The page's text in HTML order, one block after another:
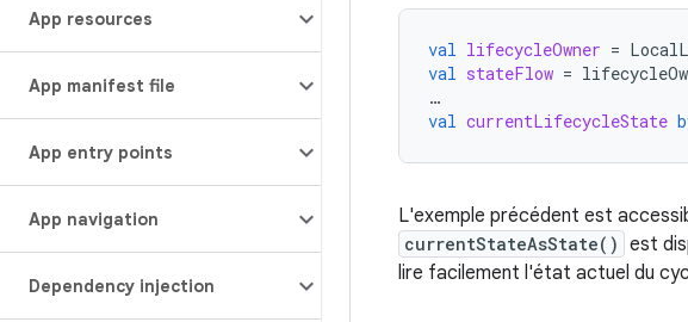
App resources
App manifest file
App entry points
App navigation
Dependency injection
val lifecycleOwner =
val stateFlow =
…
val currentLifecycleState
L'exemple précédent est
currentStateAsState() est
lire facilement l'état actuel du